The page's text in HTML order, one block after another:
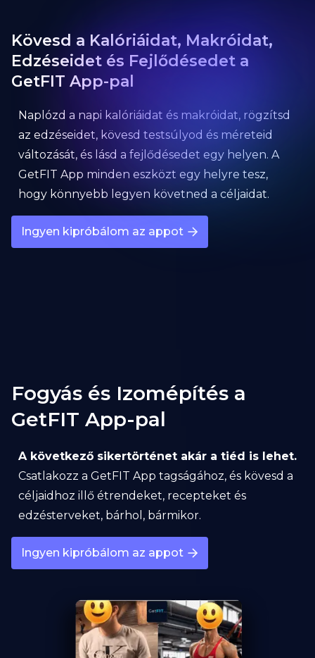
Kövesd a Kalóriáidat, Makróidat,
Edzéseidet és Fejlődésedet a
GetFIT App-pal
Naplózd a napi kalóriáidat és makróidat, rögzítsd
az edzéseidet, kövesd testsúlyod és méreteid
változását, és lásd a fejlődésedet egy helyen. A
GetFIT App minden eszközt egy helyre tesz,
hogy könnyebb legyen követned a céljaidat.
Ingyen kipróbálom az appot
Fogyás és Izomépítés a
GetFIT App-pal
A következő sikertörténet akár a tiéd is lehet.
Csatlakozz a GetFIT App tagságához, és kövesd a
céljaidhoz illő étrendeket, recepteket és
edzésterveket, bárhol, bármikor.
Ingyen kipróbálom az appot